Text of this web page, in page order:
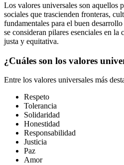
Los valores universales son aquellos
sociales que trascienden fronteras,
fundamentales para el buen
se consideran pilares esenciales en la
justa y equitativa.
¿Cuáles son los valores
Entre los valores universales más
Respeto
Tolerancia
Solidaridad
Honestidad
Responsabilidad
Justicia
Paz
Amor